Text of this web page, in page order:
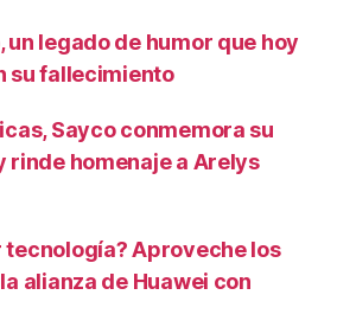
un legado de humor que hoy
su fallecimiento
Sayco conmemora su
rinde homenaje a Arelys
tecnología? Aproveche los
la alianza de Huawei con